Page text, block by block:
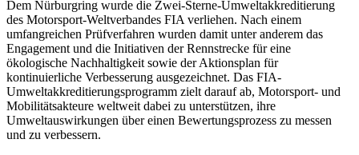
Dem Nürburgring wurde die Zwei-Sterne-Umweltakkreditierung
des Motorsport-Weltverbandes FIA verliehen. Nach einem
umfangreichen Prüfverfahren wurden damit unter anderem das
Engagement und die Initiativen der Rennstrecke für eine
ökologische Nachhaltigkeit sowie der Aktionsplan für
kontinuierliche Verbesserung ausgezeichnet. Das FIA-
Umweltakkreditierungsprogramm zielt darauf ab, Motorsport- und
Mobilitätsakteure weltweit dabei zu unterstützen, ihre
Umweltauswirkungen über einen Bewertungsprozess zu messen
und zu verbessern.